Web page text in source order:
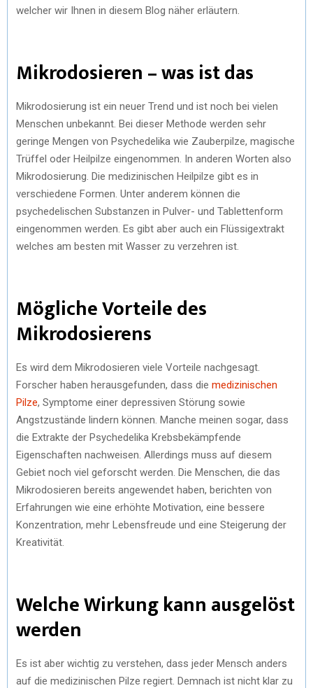
welcher wir Ihnen in diesem Blog näher erläutern.
Mikrodosieren – was ist das
Mikrodosierung ist ein neuer Trend und ist noch bei vielen
Menschen unbekannt. Bei dieser Methode werden sehr
geringe Mengen von Psychedelika wie Zauberpilze, magische
Trüffel oder Heilpilze eingenommen. In anderen Worten also
Mikrodosierung. Die medizinischen Heilpilze gibt es in
verschiedene Formen. Unter anderem können die
psychedelischen Substanzen in Pulver- und Tablettenform
eingenommen werden. Es gibt aber auch ein Flüssigextrakt
welches am besten mit Wasser zu verzehren ist.
Mögliche Vorteile des
Mikrodosierens
Es wird dem Mikrodosieren viele Vorteile nachgesagt.
Forscher haben herausgefunden, dass die medizinischen
Pilze, Symptome einer depressiven Störung sowie
Angstzustände lindern können. Manche meinen sogar, dass
die Extrakte der Psychedelika Krebsbekämpfende
Eigenschaften nachweisen. Allerdings muss auf diesem
Gebiet noch viel geforscht werden. Die Menschen, die das
Mikrodosieren bereits angewendet haben, berichten von
Erfahrungen wie eine erhöhte Motivation, eine bessere
Konzentration, mehr Lebensfreude und eine Steigerung der
Kreativität.
Welche Wirkung kann ausgelöst
werden
Es ist aber wichtig zu verstehen, dass jeder Mensch anders
auf die medizinischen Pilze regiert. Demnach ist nicht klar zu